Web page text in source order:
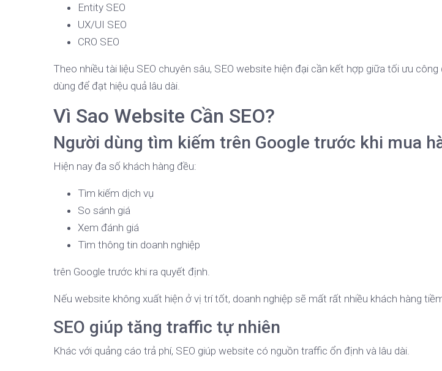
Entity SEO
UX/UI SEO
CRO SEO
Theo nhiều tài liệu SEO chuyên sâu, SEO website hiện đại cần kết hợp giữa tối ưu
dùng để đạt hiệu quả lâu dài.
Vì Sao Website Cần SEO?
Người dùng tìm kiếm trên Google trước khi mua
Hiện nay đa số khách hàng đều:
Tìm kiếm dịch vụ
So sánh giá
Xem đánh giá
Tìm thông tin doanh nghiệp
trên Google trước khi ra quyết định.
Nếu website không xuất hiện ở vị trí tốt, doanh nghiệp sẽ mất rất nhiều khách hàng
SEO giúp tăng traffic tự nhiên
Khác với quảng cáo trả phí, SEO giúp website có nguồn traffic ổn định và lâu dài.